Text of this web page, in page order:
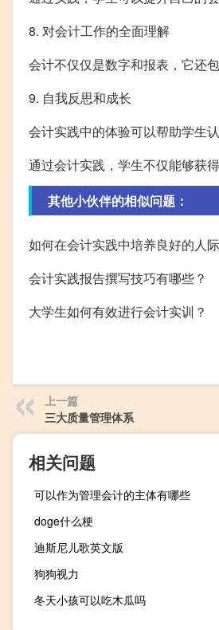
8. 对会计工作的全面理解
会计不仅仅是数字和报表，它还
9. 自我反思和成长
会计实践中的体验可以帮助学生
通过会计实践，学生不仅能够获
其他小伙伴的相似问题：
如何在会计实践中培养良好的人
会计实践报告撰写技巧有哪些？
大学生如何有效进行会计实训？
上一篇
三大质量管理体系
相关问题
可以作为管理会计的主体有哪些
doge什么梗
迪斯尼儿歌英文版
狗狗视力
冬天小孩可以吃木瓜吗